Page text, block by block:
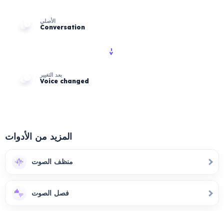
الأصلي
Conversation
->
بعد التغيير
Voice changed
المزيد من الأدوات
منظف الصوت
فصل الصوت